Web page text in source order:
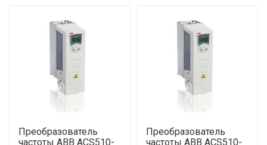
Преобразователь
частоты ABB ACS510-
Преобразователь
частоты ABB ACS510-